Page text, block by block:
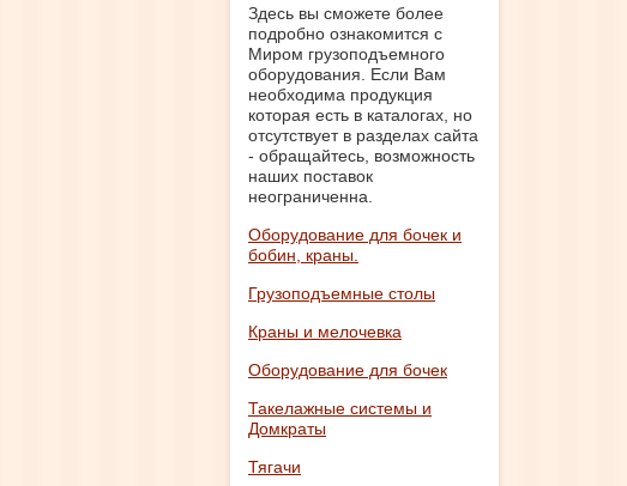
Здесь вы сможете более
подробно ознакомится с
Миром грузоподъемного
оборудования. Если Вам
необходима продукция
которая есть в каталогах, но
отсутствует в разделах сайта
- обращайтесь, возможность
наших поставок
неограниченна.
Оборудование для бочек и
бобин, краны.
Грузоподъемные столы
Краны и мелочевка
Оборудование для бочек
Такелажные системы и
Домкраты
Тягачи